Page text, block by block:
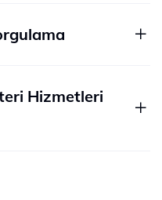
Hizmetleri